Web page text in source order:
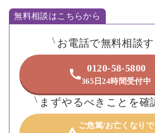
無料相談はこちらから
お電話で無料相談
0120-58-5800
365日24時間受付中
まずやるべきことを確
ご危篤/お亡くなりで